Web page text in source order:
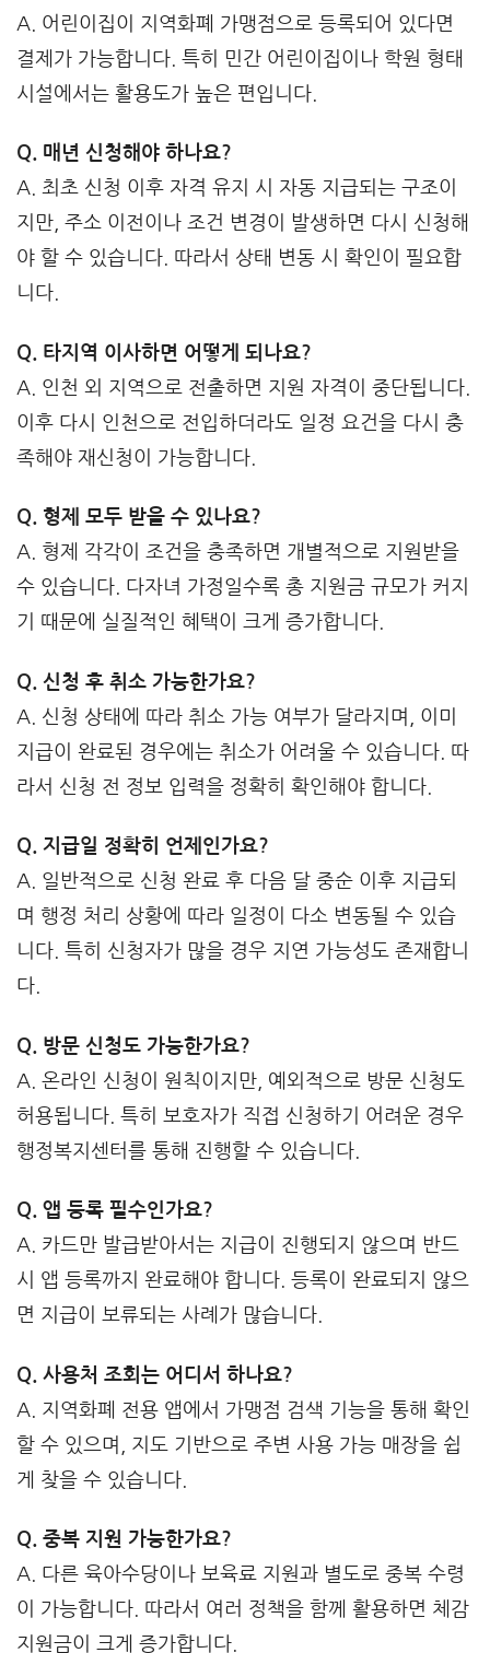
A. 어린이집이 지역화폐 가맹점으로 등록되어 있다면
결제가 가능합니다. 특히 민간 어린이집이나 학원 형태
시설에서는 활용도가 높은 편입니다.
Q. 매년 신청해야 하나요?
A. 최초 신청 이후 자격 유지 시 자동 지급되는 구조이
지만, 주소 이전이나 조건 변경이 발생하면 다시 신청해
야 할 수 있습니다. 따라서 상태 변동 시 확인이 필요합
니다.
Q. 타지역 이사하면 어떻게 되나요?
A. 인천 외 지역으로 전출하면 지원 자격이 중단됩니다.
이후 다시 인천으로 전입하더라도 일정 요건을 다시 충
족해야 재신청이 가능합니다.
Q. 형제 모두 받을 수 있나요?
A. 형제 각각이 조건을 충족하면 개별적으로 지원받을
수 있습니다. 다자녀 가정일수록 총 지원금 규모가 커지
기 때문에 실질적인 혜택이 크게 증가합니다.
Q. 신청 후 취소 가능한가요?
A. 신청 상태에 따라 취소 가능 여부가 달라지며, 이미
지급이 완료된 경우에는 취소가 어려울 수 있습니다. 따
라서 신청 전 정보 입력을 정확히 확인해야 합니다.
Q. 지급일 정확히 언제인가요?
A. 일반적으로 신청 완료 후 다음 달 중순 이후 지급되
며 행정 처리 상황에 따라 일정이 다소 변동될 수 있습
니다. 특히 신청자가 많을 경우 지연 가능성도 존재합니
다.
Q. 방문 신청도 가능한가요?
A. 온라인 신청이 원칙이지만, 예외적으로 방문 신청도
허용됩니다. 특히 보호자가 직접 신청하기 어려운 경우
행정복지센터를 통해 진행할 수 있습니다.
Q. 앱 등록 필수인가요?
A. 카드만 발급받아서는 지급이 진행되지 않으며 반드
시 앱 등록까지 완료해야 합니다. 등록이 완료되지 않으
면 지급이 보류되는 사례가 많습니다.
Q. 사용처 조회는 어디서 하나요?
A. 지역화폐 전용 앱에서 가맹점 검색 기능을 통해 확인
할 수 있으며, 지도 기반으로 주변 사용 가능 매장을 쉽
게 찾을 수 있습니다.
Q. 중복 지원 가능한가요?
A. 다른 육아수당이나 보육료 지원과 별도로 중복 수령
이 가능합니다. 따라서 여러 정책을 함께 활용하면 체감
지원금이 크게 증가합니다.